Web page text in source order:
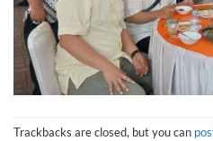
Trackbacks are closed, but you can